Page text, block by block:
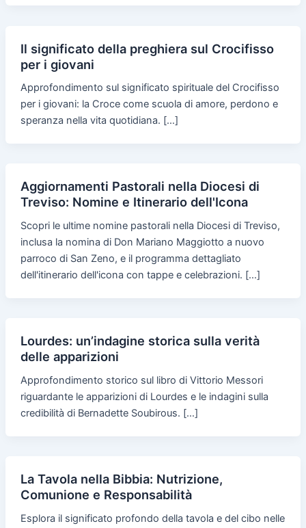
Il significato della preghiera sul Crocifisso
per i giovani
Approfondimento sul significato spirituale del Crocifisso
per i giovani: la Croce come scuola di amore, perdono e
speranza nella vita quotidiana. […]
Aggiornamenti Pastorali nella Diocesi di
Treviso: Nomine e Itinerario dell'Icona
Scopri le ultime nomine pastorali nella Diocesi di Treviso,
inclusa la nomina di Don Mariano Maggiotto a nuovo
parroco di San Zeno, e il programma dettagliato
dell'itinerario dell'icona con tappe e celebrazioni. […]
Lourdes: un’indagine storica sulla verità
delle apparizioni
Approfondimento storico sul libro di Vittorio Messori
riguardante le apparizioni di Lourdes e le indagini sulla
credibilità di Bernadette Soubirous. […]
La Tavola nella Bibbia: Nutrizione,
Comunione e Responsabilità
Esplora il significato profondo della tavola e del cibo nelle